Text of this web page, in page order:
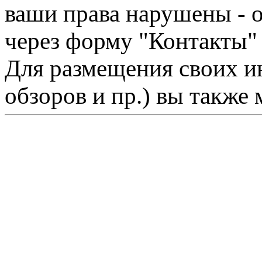
ваши права нарушены -
через форму "Контакты"
Для размещения своих
обзоров и пр.) вы также